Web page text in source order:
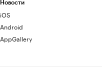
Новости
iOS
Android
AppGallery